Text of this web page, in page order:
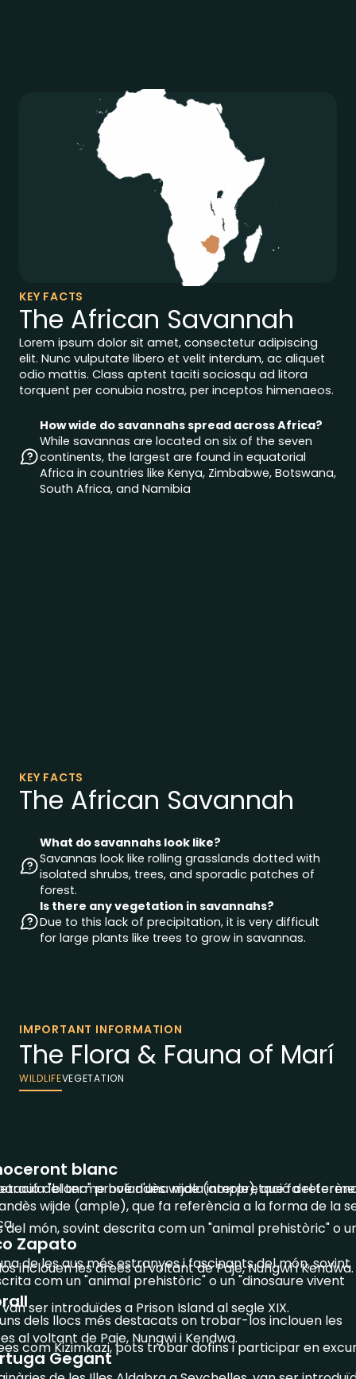
KEY FACTS
The African Savannah
Lorem ipsum dolor sit amet, consectetur adipiscing
elit. Nunc vulputate libero et velit interdum, ac aliquet
odio mattis. Class aptent taciti sociosqu ad litora
torquent per conubia nostra, per inceptos himenaeos.
How wide do savannahs spread across Africa?
While savannas are located on six of the seven
continents, the largest are found in equatorial
Africa in countries like Kenya, Zimbabwe, Botswana,
South Africa, and Namibia
KEY FACTS
The African Savannah
What do savannahs look like?
Savannas look like rolling grasslands dotted with
isolated shrubs, trees, and sporadic patches of
forest.
Is there any vegetation in savannahs?
Due to this lack of precipitation, it is very difficult
for large plants like trees to grow in savannas.
IMPORTANT INFORMATION
The Flora & Fauna of Marí
WILDLIFEVEGETATION
del terme holandès wijde (ample), que fa
del món, sovint descrita com un "animal prehistòric" o
inclouen les àrees al voltant de Paje, Nungwi i Kendwa.
ser introduïdes a Prison Island al segle XIX.
com Kizimkazi, pots trobar dofins i participar en
blanc
"blanc" prové d'una mala interpretació del terme
wijde (ample), que fa referència a la forma de la
Zapato
de les aus més estranyes i fascinants del món, sovint
com un "animal prehistòric" o un "dinosaure vivent
dels llocs més destacats on trobar-los inclouen les
al voltant de Paje, Nungwi i Kendwa.
Gegant